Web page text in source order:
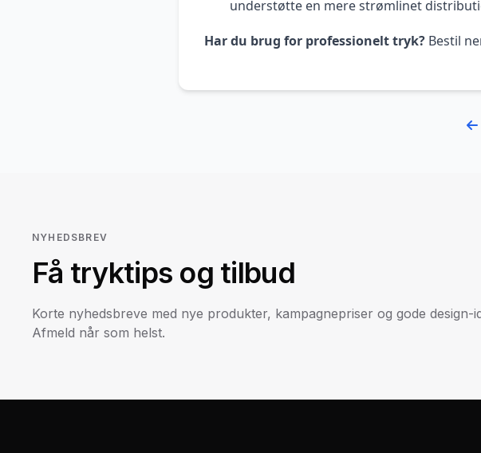
understøtte en mere strømlinet
Har du brug for professionelt tryk? Bestil
NYHEDSBREV
Få tryktips og tilbud
Korte nyhedsbreve med nye produkter, kampagnepriser og gode design-
Afmeld når som helst.